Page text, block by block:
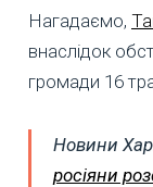
Нагадаємо,
внаслідок
громади 16
Новини
росіяни